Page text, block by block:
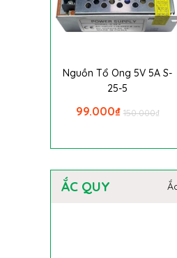
Nguồn Tổ Ong 5V 5A S-
25-5
₫
150.000
₫
99.000
ẮC QUY